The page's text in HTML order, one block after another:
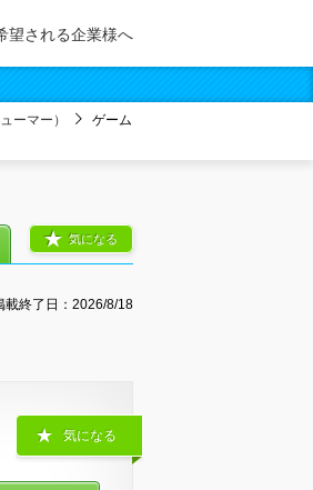
望される企業様へ
ーマー）
ゲーム
載終了日： 2026/8/18
気になる
気になる